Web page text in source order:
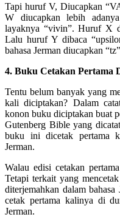
Tapi huruf V, Diucapkan
W diucapkan lebih
layaknya “vivin”. Huruf X
Lalu huruf Y dibaca
bahasa Jerman diucapkan
4. Buku Cetakan Pertama
Tentu belum banyak yang
kali diciptakan? Dalam
konon buku diciptakan buat
Gutenberg Bible yang
buku ini dicetak pertama
Jerman.
Walau edisi cetakan
Tetapi terkait yang
diterjemahkan dalam
cetak pertama kalinya di
Jerman.